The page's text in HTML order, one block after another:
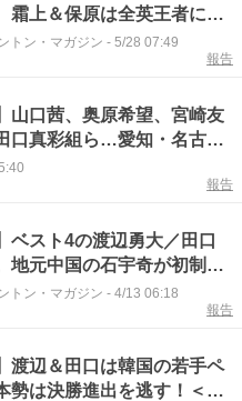
霜上＆保原は全英王者に勝
ルオープン2026＞
トン・マガジン - 5/28 07:49
報告
山口茜、奥原希望、宮崎友
口真彩組ら…愛知・名古屋
報告
ベスト4の渡辺勇大／田口
地元中国の石宇奇が初制
セヨンなど3種目でV達
トン・マガジン - 4/13 06:18
報告
渡辺＆田口は韓国の若手ペ
勢は決勝進出を逃す！＜ア